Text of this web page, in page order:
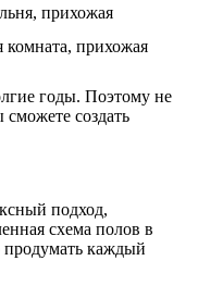
прихожая
комната, прихожая
годы. Поэтому не
создать
подход,
схема полов в
продумать каждый